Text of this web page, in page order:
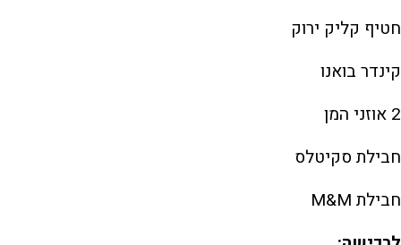
חטיף קליק ירוק
קינדר בואנו
2 אוזני המן
חבילת סקיטלס
חבילת M&M